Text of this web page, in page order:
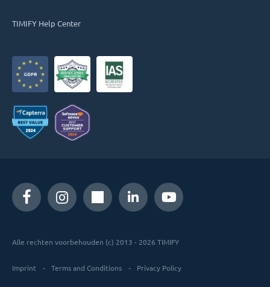
TIMIFY Help Center
Alle rechten voorbehouden (c) 2013 - 2026 TIMIFY
Imprint Terms and Conditions Privacy Policy